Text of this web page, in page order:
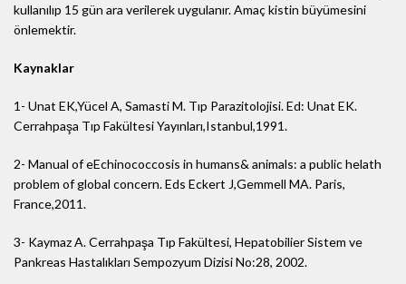
kullanılıp 15 gün ara verilerek uygulanır. Amaç kistin büyümesini
önlemektir.
Kaynaklar
1- Unat EK,Yücel A, Samasti M. Tıp Parazitolojisi. Ed: Unat EK.
Cerrahpaşa Tıp Fakültesi Yayınları,Istanbul,1991.
2- Manual of eEchinococcosis in humans& animals: a public helath
problem of global concern. Eds Eckert J,Gemmell MA. Paris,
France,2011.
3- Kaymaz A. Cerrahpaşa Tıp Fakültesi, Hepatobilier Sistem ve
Pankreas Hastalıkları Sempozyum Dizisi No:28, 2002.